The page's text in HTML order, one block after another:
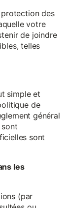
des
votre
de joindre
telles
simple et
de
général
sont
les
(par